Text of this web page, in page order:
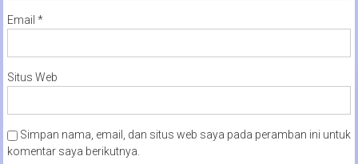
Email *
Situs Web
Simpan nama, email, dan situs web saya pada peramban ini untuk
komentar saya berikutnya.